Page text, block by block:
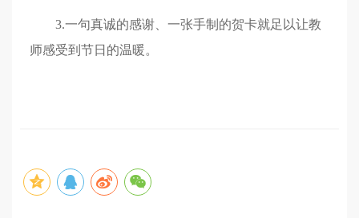
3.一句真诚的感谢、一张手制的贺卡就足以让教
师感受到节日的温暖。